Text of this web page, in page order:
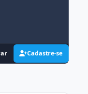
Cadastre-se